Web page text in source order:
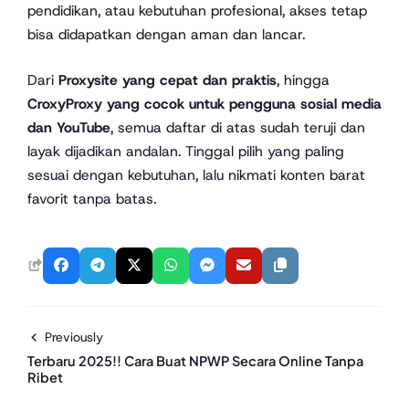
pendidikan, atau kebutuhan profesional, akses tetap
bisa didapatkan dengan aman dan lancar.
Dari Proxysite yang cepat dan praktis, hingga
CroxyProxy yang cocok untuk pengguna sosial media
dan YouTube, semua daftar di atas sudah teruji dan
layak dijadikan andalan. Tinggal pilih yang paling
sesuai dengan kebutuhan, lalu nikmati konten barat
favorit tanpa batas.
Previously
Terbaru 2025!! Cara Buat NPWP Secara Online Tanpa
Ribet